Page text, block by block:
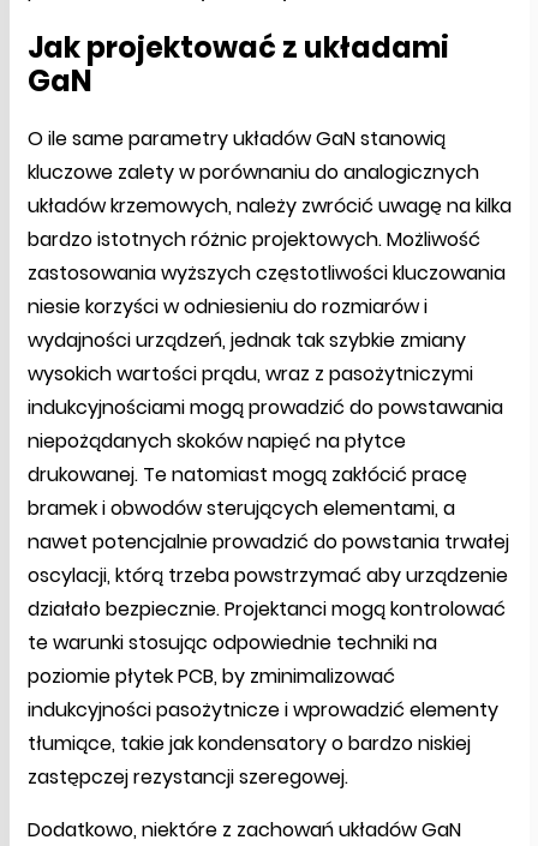
Jak projektować z układami
GaN
O ile same parametry układów GaN stanowią
kluczowe zalety w porównaniu do analogicznych
układów krzemowych, należy zwrócić uwagę na kilka
bardzo istotnych różnic projektowych. Możliwość
zastosowania wyższych częstotliwości kluczowania
niesie korzyści w odniesieniu do rozmiarów i
wydajności urządzeń, jednak tak szybkie zmiany
wysokich wartości prądu, wraz z pasożytniczymi
indukcyjnościami mogą prowadzić do powstawania
niepożądanych skoków napięć na płytce
drukowanej. Te natomiast mogą zakłócić pracę
bramek i obwodów sterujących elementami, a
nawet potencjalnie prowadzić do powstania trwałej
oscylacji, którą trzeba powstrzymać aby urządzenie
działało bezpiecznie. Projektanci mogą kontrolować
te warunki stosując odpowiednie techniki na
poziomie płytek PCB, by zminimalizować
indukcyjności pasożytnicze i wprowadzić elementy
tłumiące, takie jak kondensatory o bardzo niskiej
zastępczej rezystancji szeregowej.
Dodatkowo, niektóre z zachowań układów GaN